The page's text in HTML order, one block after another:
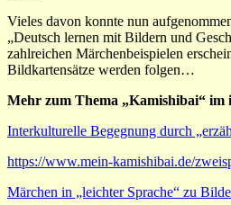
Vieles davon konnte nun
„Deutsch lernen mit Bildern und
zahlreichen Märchenbeispielen
Bildkartensätze werden folgen…
Mehr zum Thema „Kamishibai“
Interkulturelle Begegnung durch
https://www.mein-kamishibai.de/
Märchen in „leichter Sprache“ zu